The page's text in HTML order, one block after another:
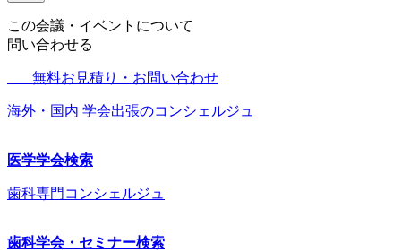
この会議・イベントについて
問い合わせる
無料お見積り・お問い合わせ
海外・国内 学会出張のコンシェルジュ
医学学会検索
歯科専門コンシェルジュ
歯科学会・セミナー検索